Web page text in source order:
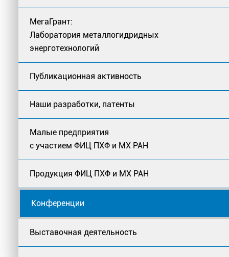
МегаГрант:
Лаборатория металлогидридных
энерготехнологий
Публикационная активность
Наши разработки, патенты
Малые предприятия
с участием ФИЦ ПХФ и МХ РАН
Продукция ФИЦ ПХФ и МХ РАН
Конференции
Выставочная деятельность